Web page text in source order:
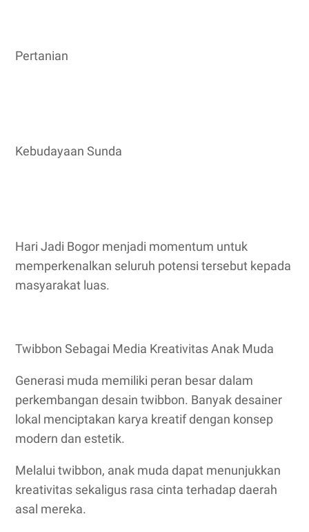
Pertanian
Kebudayaan Sunda
Hari Jadi Bogor menjadi momentum untuk
memperkenalkan seluruh potensi tersebut kepada
masyarakat luas.
Twibbon Sebagai Media Kreativitas Anak Muda
Generasi muda memiliki peran besar dalam
perkembangan desain twibbon. Banyak desainer
lokal menciptakan karya kreatif dengan konsep
modern dan estetik.
Melalui twibbon, anak muda dapat menunjukkan
kreativitas sekaligus rasa cinta terhadap daerah
asal mereka.